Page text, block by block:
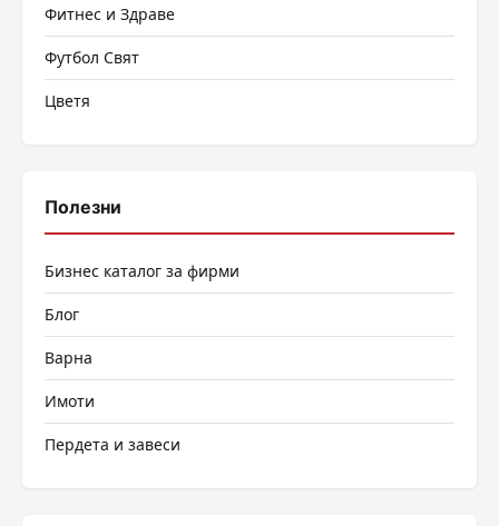
Фитнес и Здраве
Футбол Свят
Цветя
Полезни
Бизнес каталог за фирми
Блог
Варна
Имоти
Пердета и завеси